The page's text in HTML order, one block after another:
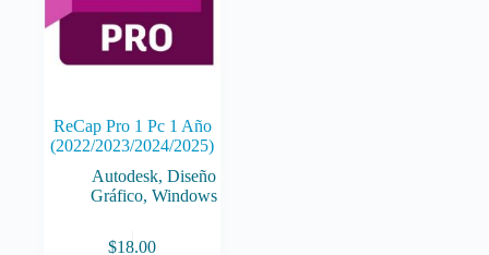
ReCap Pro 1 Pc 1 Año
(2022/2023/2024/2025)
Autodesk,Diseño
Gráfico,Windows
$18.00